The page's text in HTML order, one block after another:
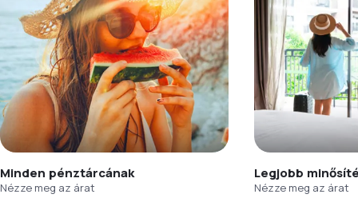
Minden pénztárcának
Nézze meg az árat
Legjobb
Nézze meg az árat